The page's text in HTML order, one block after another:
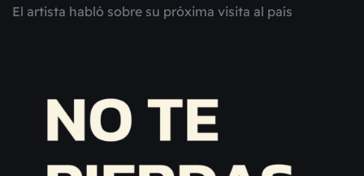
El artista habló sobre su próxima visita al país